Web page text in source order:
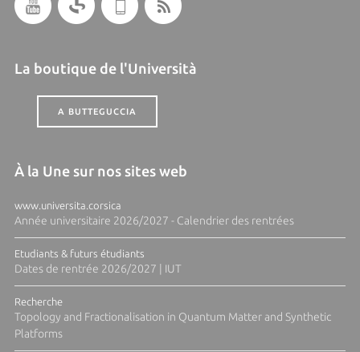
La boutique de l'Università
A BUTTEGUCCIA
À la Une sur nos sites web
www.universita.corsica
Année universitaire 2026/2027 - Calendrier des rentrées
Etudiants & futurs étudiants
Dates de rentrée 2026/2027 | IUT
Recherche
Topology and Fractionalisation in Quantum Matter and Synthetic
Platforms